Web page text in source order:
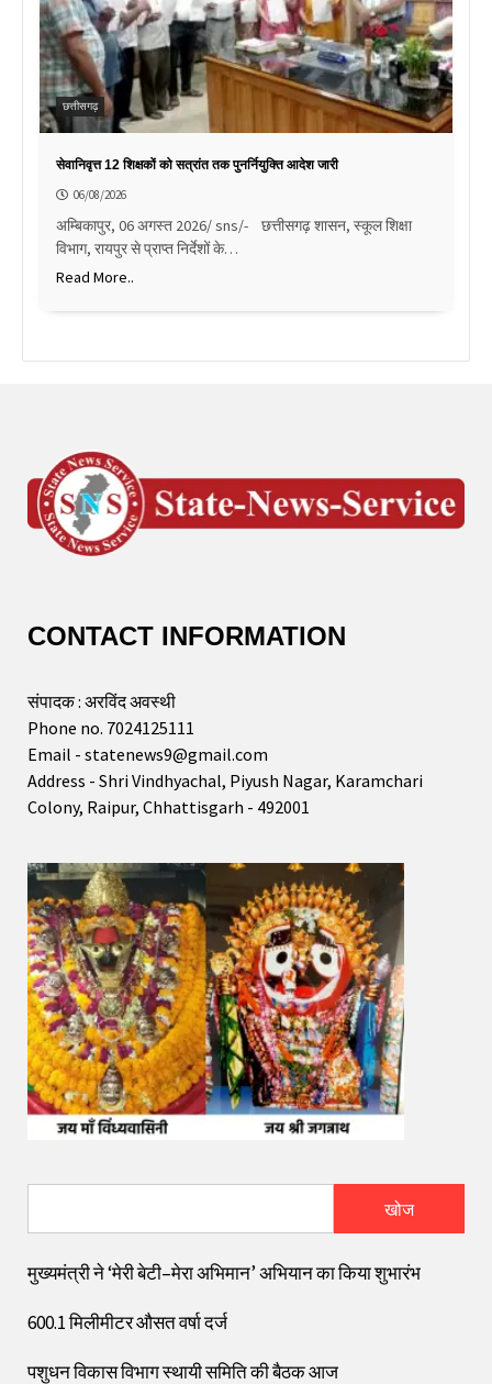
छत्तीसगढ़
सेवानिवृत्त 12 शिक्षकों को सत्रांत तक पुनर्नियुक्ति आदेश जारी
06/08/2026
अम्बिकापुर, 06 अगस्त 2026/ sns/- छत्तीसगढ़ शासन, स्कूल शिक्षा
विभाग, रायपुर से प्राप्त निर्देशों के…
Read More..
CONTACT INFORMATION
संपादक : अरविंद अवस्थी
Phone no. 7024125111
Email - statenews9@gmail.com
Address - Shri Vindhyachal, Piyush Nagar, Karamchari
Colony, Raipur, Chhattisgarh - 492001
खोज
मुख्यमंत्री ने ‘मेरी बेटी–मेरा अभिमान’ अभियान का किया शुभारंभ
600.1 मिलीमीटर औसत वर्षा दर्ज
पशुधन विकास विभाग स्थायी समिति की बैठक आज